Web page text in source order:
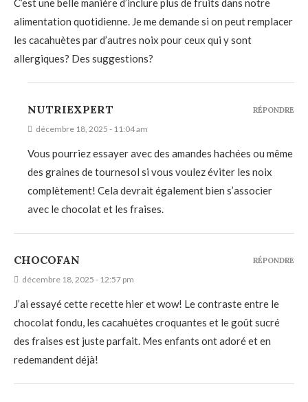
C’est une belle manière d’inclure plus de fruits dans notre
alimentation quotidienne. Je me demande si on peut remplacer
les cacahuètes par d’autres noix pour ceux qui y sont
allergiques? Des suggestions?
NUTRIEXPERT
décembre 18, 2025 - 11:04 am
Vous pourriez essayer avec des amandes hachées ou même
des graines de tournesol si vous voulez éviter les noix
complètement! Cela devrait également bien s’associer
avec le chocolat et les fraises.
RÉPONDRE
CHOCOFAN
décembre 18, 2025 - 12:57 pm
J’ai essayé cette recette hier et wow! Le contraste entre le
chocolat fondu, les cacahuètes croquantes et le goût sucré
des fraises est juste parfait. Mes enfants ont adoré et en
redemandent déjà!
RÉPONDRE